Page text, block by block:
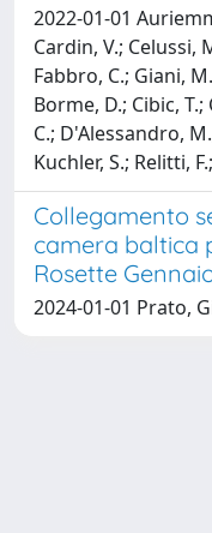
2022-01-01
Cardin, V.; Celussi,
Fabbro, C.; Giani,
Borme, D.; Cibic,
C.; D'Alessandro,
Kuchler, S.; Relitti,
Collegamento
camera baltica
Rosette
2024-01-01 Prato,